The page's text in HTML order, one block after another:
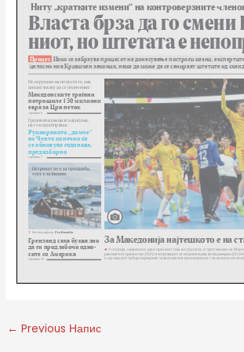
← Previous Напис